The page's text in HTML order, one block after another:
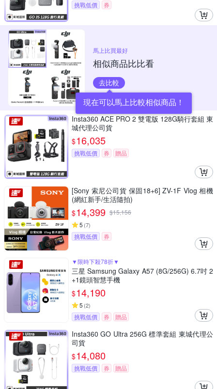
挑戰低價 券
馬上比買最好
相似商品比比看
去比較
現在可以馬上比較相似商品！
Insta360 ACE PRO 2 雙電版 128G騎行套組 東
城代理公司貨
$16,035
挑戰低價 券 贈品
[Sony 索尼公司貨 保固18+6] ZV-1F Vlog 相機
(網紅新手/生活隨拍)
$14,399 $15,156
5 (7)
挑戰低價 券
▼限時下殺78折▼
三星 Samsung Galaxy A57 (8G/256G) 6.7吋 2
+1鏡頭智慧手機
$14,190
5 (2)
挑戰低價 券 贈品
Insta360 GO Ultra 256G 標準套組 東城代理公
司貨
$14,080
挑戰低價 券 贈品